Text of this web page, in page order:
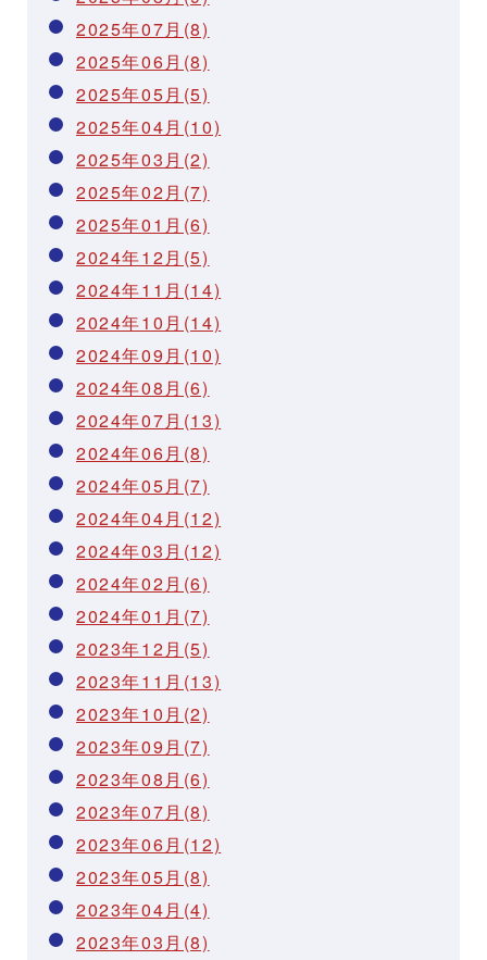
2025年07月(8)
2025年06月(8)
2025年05月(5)
2025年04月(10)
2025年03月(2)
2025年02月(7)
2025年01月(6)
2024年12月(5)
2024年11月(14)
2024年10月(14)
2024年09月(10)
2024年08月(6)
2024年07月(13)
2024年06月(8)
2024年05月(7)
2024年04月(12)
2024年03月(12)
2024年02月(6)
2024年01月(7)
2023年12月(5)
2023年11月(13)
2023年10月(2)
2023年09月(7)
2023年08月(6)
2023年07月(8)
2023年06月(12)
2023年05月(8)
2023年04月(4)
2023年03月(8)